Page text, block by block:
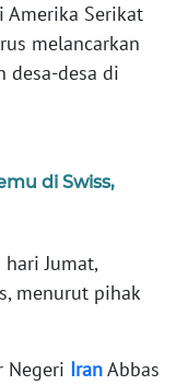
Amerika Serikat
melancarkan
desa-desa di
di Swiss,
Jumat,
menurut pihak
Negeri IranAbbas